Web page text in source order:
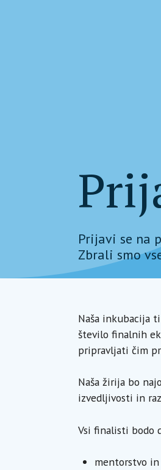
Prijavi se na
Zbrali smo
Naša inkubacija
število finalnih
pripravljati čim
Naša žirija bo
izvedljivosti in
Vsi finalisti bodo
mentorstvo